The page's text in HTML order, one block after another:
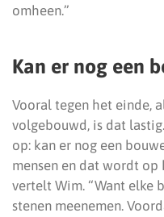
omheen.”
Kan er nog een
Vooral tegen het einde,
volgebouwd, is dat
op: kan er nog een
mensen en dat wordt op
vertelt Wim. “Want elke
stenen meenemen.